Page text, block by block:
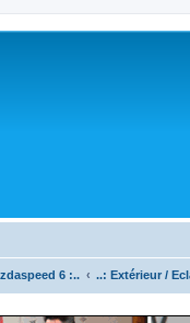
6 :.. ..: Extérieur /